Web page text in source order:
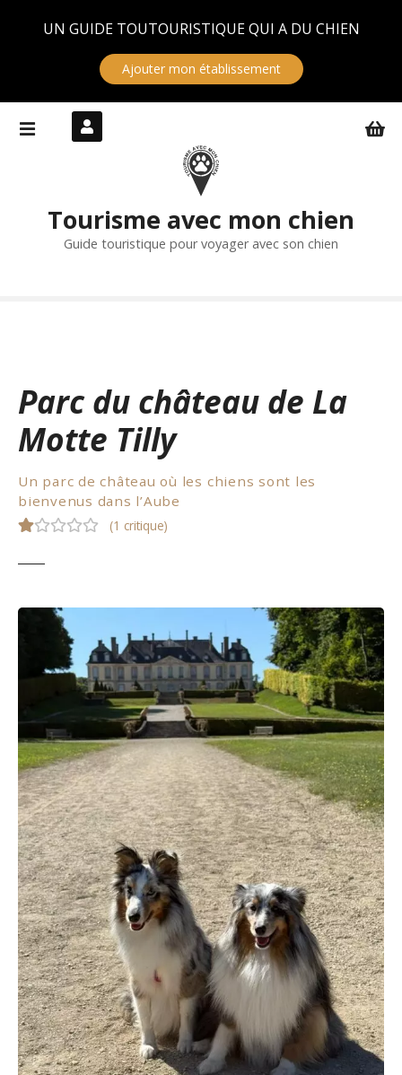
UN GUIDE TOUTOURISTIQUE QUI A DU CHIEN
Ajouter mon établissement
Tourisme avec mon chien
Guide touristique pour voyager avec son chien
Parc du château de La
Motte Tilly
Un parc de château où les chiens sont les
bienvenus dans l’Aube
(1 critique)